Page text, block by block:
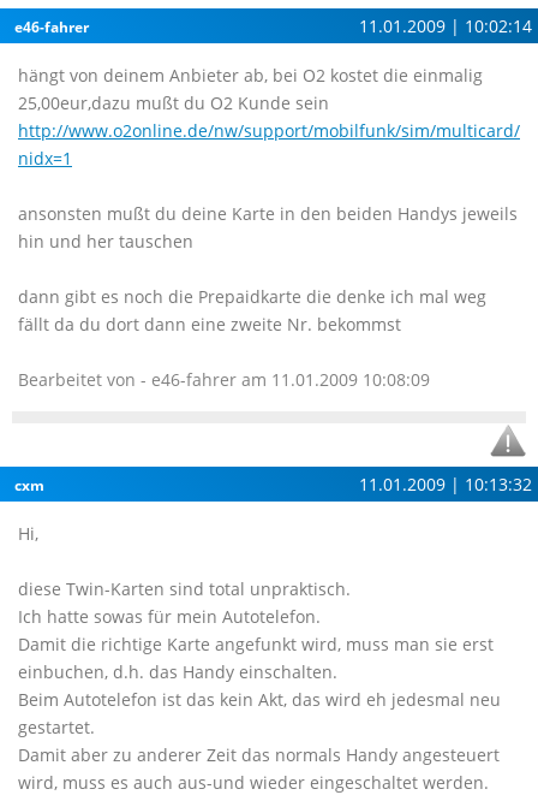
e46-fahrer 11.01.2009 | 10:02:14
hängt von deinem Anbieter ab, bei O2 kostet die einmalig
25,00eur,dazu mußt du O2 Kunde sein
http://www.o2online.de/nw/support/mobilfunk/sim/multicard/
nidx=1
ansonsten mußt du deine Karte in den beiden Handys jeweils
hin und her tauschen
dann gibt es noch die Prepaidkarte die denke ich mal weg
fällt da du dort dann eine zweite Nr. bekommst
Bearbeitet von - e46-fahrer am 11.01.2009 10:08:09
cxm 11.01.2009 | 10:13:32
Hi,
diese Twin-Karten sind total unpraktisch.
Ich hatte sowas für mein Autotelefon.
Damit die richtige Karte angefunkt wird, muss man sie erst
einbuchen, d.h. das Handy einschalten.
Beim Autotelefon ist das kein Akt, das wird eh jedesmal neu
gestartet.
Damit aber zu anderer Zeit das normals Handy angesteuert
wird, muss es auch aus-und wieder eingeschaltet werden.